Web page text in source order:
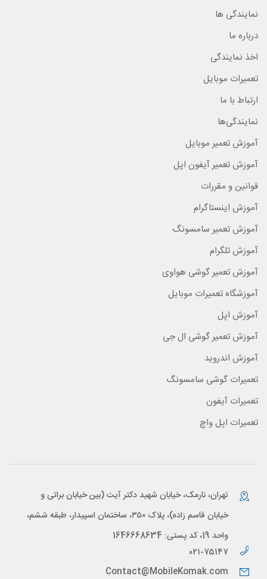
نمایندگی ها
درباره ما
اخذ نمایندگی
تعمیرات موبایل
ارتباط با ما
نمایندگی‌ها
آموزش تعمیر موبایل
آموزش تعمیر آیفون اپل
قوانین و مقررات
آموزش اینستاگرام
آموزش تعمیر سامسونگ
آموزش تلگرام
آموزش تعمیر گوشی هواوی
آموزشگاه تعمیرات موبایل
آموزش اپل
آموزش تعمیر گوشی ال جی
آموزش اندروید
تعمیرات گوشی سامسونگ
تعمیرات آیفون
تعمیرات اپل واچ
تهران، نارمک، خیابان شهید دکتر آیت (بین خیابان براتی و
خیابان قاسم زاده)، پلاک ۳۵۰، ساختمان اسپیدار، طبقه ششم،
واحد 19، کد پستی: 1646668634
۰۲۱-۷۵۱۴۷
Contact@MobileKomak.com